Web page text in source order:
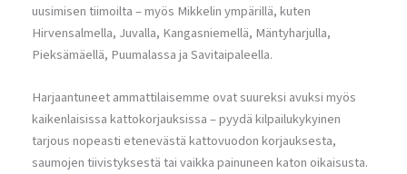
uusimisen tiimoilta – myös Mikkelin ympärillä, kuten
Hirvensalmella, Juvalla, Kangasniemellä, Mäntyharjulla,
Pieksämäellä, Puumalassa ja Savitaipaleella.
Harjaantuneet ammattilaisemme ovat suureksi avuksi myös
kaikenlaisissa kattokorjauksissa – pyydä kilpailukykyinen
tarjous nopeasti etenevästä kattovuodon korjauksesta,
saumojen tiivistyksestä tai vaikka painuneen katon oikaisusta.